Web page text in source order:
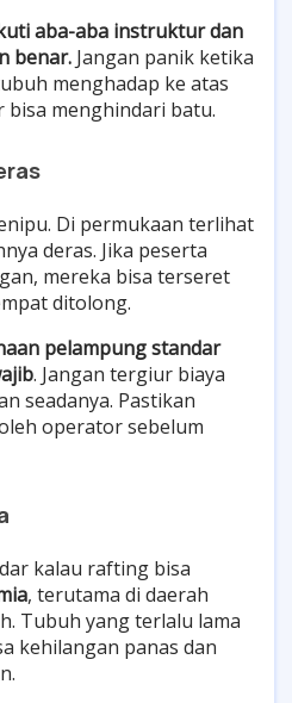
aba-aba instruktur dan
benar. Jangan panik ketika
menghadap ke atas
bisa menghindari batu.
Di permukaan terlihat
deras. Jika peserta
mereka bisa terseret
ditolong.
pelampung standar
. Jangan tergiur biaya
seadanya. Pastikan
operator sebelum
kalau rafting bisa
, terutama di daerah
Tubuh yang terlalu lama
kehilangan panas dan